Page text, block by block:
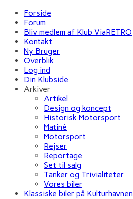
Forside
Forum
Bliv medlem af Klub ViaRETRO
Kontakt
Ny Bruger
Overblik
Log ind
Din Klubside
Arkiver
Artikel
Design og koncept
Historisk Motorsport
Matiné
Motorsport
Rejser
Reportage
Set til salg
Tanker og Trivialiteter
Vores biler
Klassiske biler på Kulturhavnen